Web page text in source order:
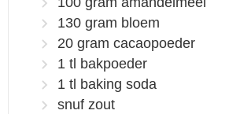
130 gram bloem
20 gram cacaopoeder
1 tl bakpoeder
1 tl baking soda
snuf zout